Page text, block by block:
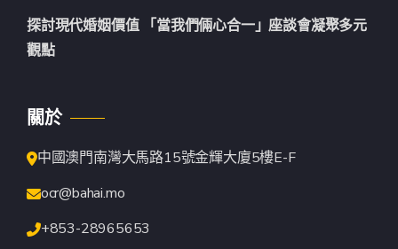
探討現代婚姻價值 「當我們倆心合一」座談會凝聚多元
觀點
關於
中國澳門南灣大馬路15號金輝大廈5樓E-F
ocr@bahai.mo
+853-28965653